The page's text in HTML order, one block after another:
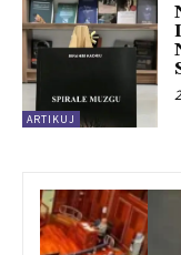
ARTIKUJ